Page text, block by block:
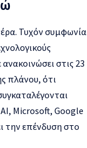
Τυχόν συμφωνία
στις 23
πλάνου, ότι
Microsoft, Google
την επένδυση στο